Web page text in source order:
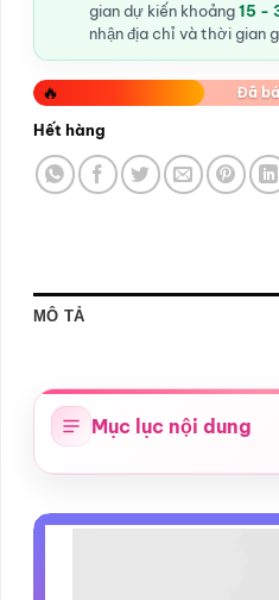
gian dự kiến khoảng15 -
nhận địa chỉ và thời gian
🔥 Đã
Hết hàng
MÔ TẢ
Mục lục nội dung